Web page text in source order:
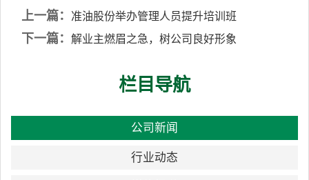
上一篇： 准油股份举办管理人员提升培训班
下一篇： 解业主燃眉之急，树公司良好形象
栏目导航
公司新闻
行业动态